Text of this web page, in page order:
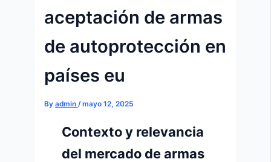
aceptación de armas
de autoprotección en
países eu
By admin /mayo 12, 2025
Contexto y relevancia
del mercado de armas